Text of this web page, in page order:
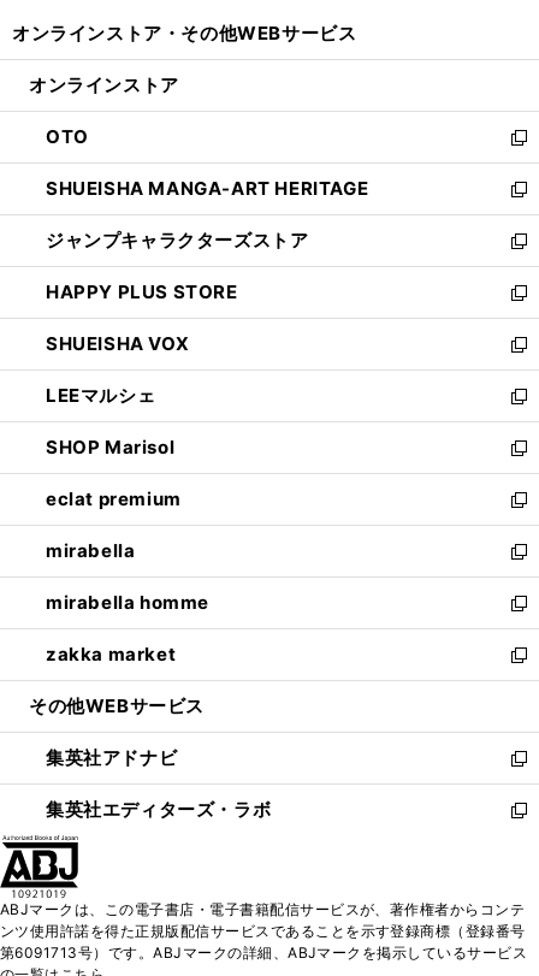
開
ン
ウ
で
開
く
ウ
ン
ド
ウ
で
開
く
オンラインストア・ その他WEBサービス
オンラインストア
OTO
新
し
い
ウ
ィ
ン
ド
ウ
で
開
く
SHUEISHA MANGA-ART HERITAGE
新
し
い
ウ
ィ
ン
ド
ウ
で
開
く
ジャンプキャラクターズストア
新
し
い
ウ
ィ
ン
ド
ウ
で
開
く
HAPPY PLUS STORE
新
し
い
ウ
ィ
ン
ド
ウ
で
開
く
SHUEISHA VOX
新
し
い
ウ
ィ
ン
ド
ウ
で
開
く
LEEマルシェ
新
し
い
ウ
ィ
ン
ド
ウ
で
開
く
SHOP Marisol
新
し
い
ウ
ィ
ン
ド
ウ
で
開
eclat premium
新
し
い
ウ
ィ
ン
ド
ウ
開
く
mirabella
新
し
い
ウ
ィ
ン
ウ
で
開
く
mirabella homme
新
し
い
ウ
ン
ド
ウ
で
zakka market
新
し
ウ
ィ
ン
ド
く
その他WEBサービス
集英社アドナビ
新
し
い
ド
ウ
で
集英社エディターズ・ラボ
新
ィ
ン
ABJマークは、この電子書店・電子書籍配信サービスが、著作権者からコンテ
ンツ使用許諾を得た正規版配信サービスであることを示す登録商標（登録番号
第6091713号）です。ABJマークの詳細、ABJマークを掲示しているサービス